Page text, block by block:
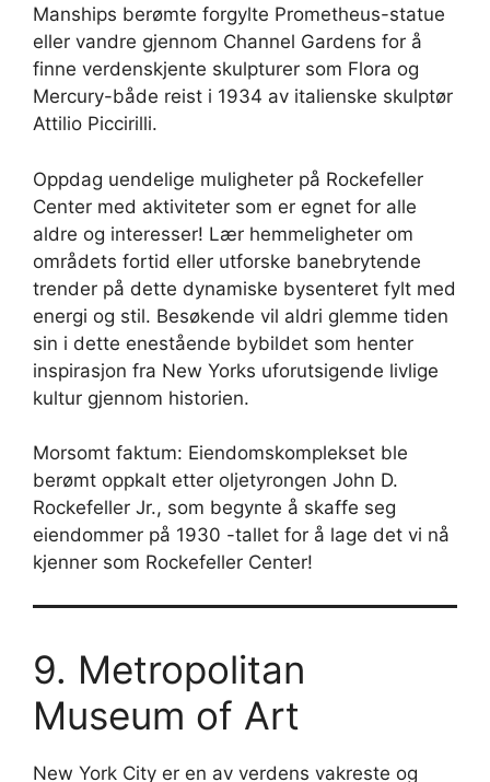
Manships berømte forgylte Prometheus-statue
eller vandre gjennom Channel Gardens for å
finne verdenskjente skulpturer som Flora og
Mercury-både reist i 1934 av italienske skulptør
Attilio Piccirilli.
Oppdag uendelige muligheter på Rockefeller
Center med aktiviteter som er egnet for alle
aldre og interesser! Lær hemmeligheter om
områdets fortid eller utforske banebrytende
trender på dette dynamiske bysenteret fylt med
energi og stil. Besøkende vil aldri glemme tiden
sin i dette enestående bybildet som henter
inspirasjon fra New Yorks uforutsigende livlige
kultur gjennom historien.
Morsomt faktum: Eiendomskomplekset ble
berømt oppkalt etter oljetyrongen John D.
Rockefeller Jr., som begynte å skaffe seg
eiendommer på 1930 -tallet for å lage det vi nå
kjenner som Rockefeller Center!
9. Metropolitan
Museum of Art
New York City er en av verdens vakreste og